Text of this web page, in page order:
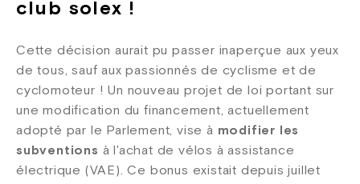
club solex !
Cette décision aurait pu passer inaperçue aux yeux
de tous, sauf aux passionnés de cyclisme et de
cyclomoteur ! Un nouveau projet de loi portant sur
une modification du financement, actuellement
adopté par le Parlement, vise à modifier les
subventions à l'achat de vélos à assistance
électrique (VAE). Ce bonus existait depuis juillet